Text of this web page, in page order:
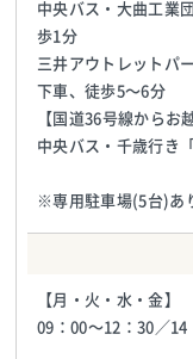
中央バス・大曲工業
歩1分
三井アウトレットパ
下車、徒歩5〜6分
【国道36号線からお
中央バス・千歳行き
※専用駐車場(5台)あ
【月・火・水・金】
09：00〜12：30／14